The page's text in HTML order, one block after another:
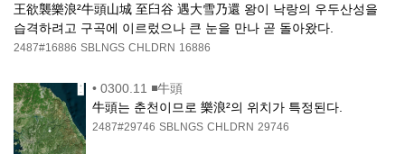
王欲襲樂浪²牛頭山城 至臼谷 遇大雪乃還 왕이 낙랑의 우두산성을
습격하려고 구곡에 이르렀으나 큰 눈을 만나 곧 돌아왔다.
2487#16886 SBLNGS CHLDRN 16886
• 0300.11 ◾牛頭
牛頭는 춘천이므로 樂浪²의 위치가 특정된다.
2487#29746 SBLNGS CHLDRN 29746